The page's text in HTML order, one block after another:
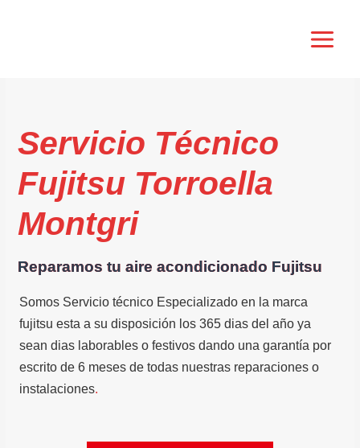
Servicio Técnico
Fujitsu Torroella
Montgri
Reparamos tu aire acondicionado Fujitsu
Somos Servicio técnico Especializado en la marca
fujitsu esta a su disposición los 365 dias del año ya
sean dias laborables o festivos dando una garantía por
escrito de 6 meses de todas nuestras reparaciones o
instalaciones.